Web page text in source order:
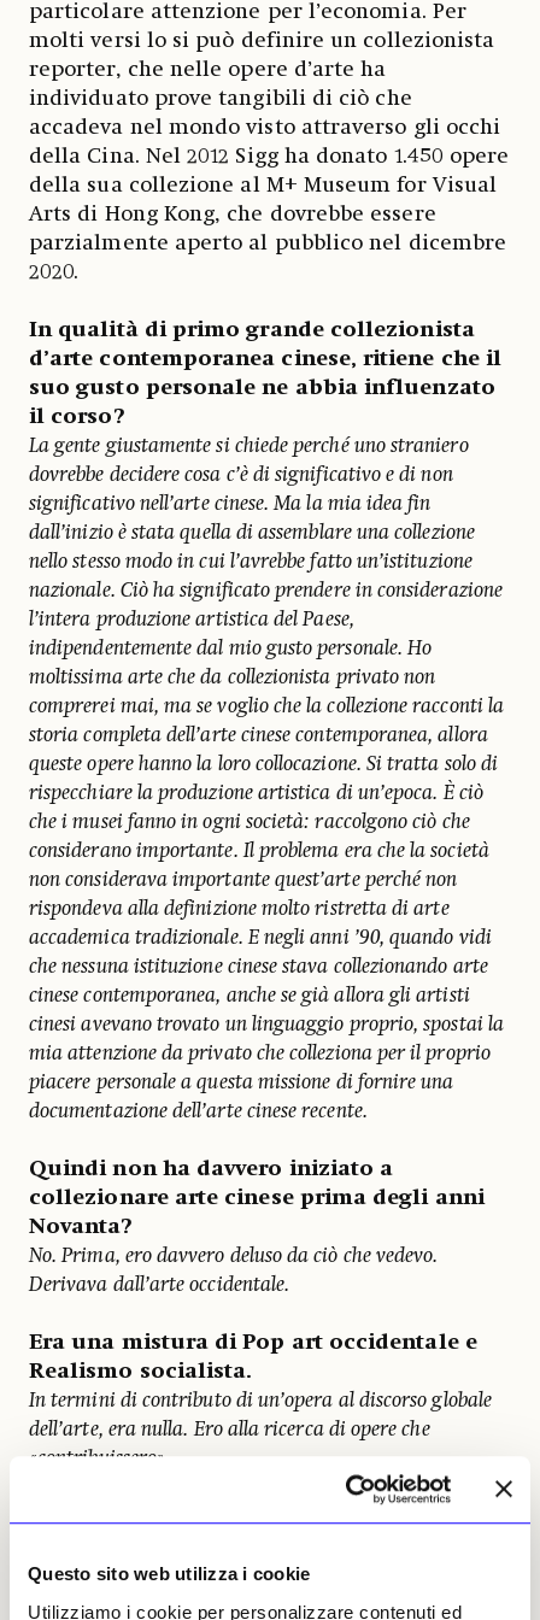
Questo sito web utilizza i cookie
Utilizziamo i cookie per personalizzare contenuti ed
particolare attenzione per l’economia. Per
molti versi lo si può definire un collezionista
reporter, che nelle opere d’arte ha
individuato prove tangibili di ciò che
accadeva nel mondo visto attraverso gli occhi
della Cina. Nel 2012 Sigg ha donato 1.450 opere
della sua collezione al M+ Museum for Visual
Arts di Hong Kong, che dovrebbe essere
parzialmente aperto al pubblico nel dicembre
2020.
In qualità di primo grande collezionista
d’arte contemporanea cinese, ritiene che il
suo gusto personale ne abbia influenzato
il corso?
La gente giustamente si chiede perché uno straniero
dovrebbe decidere cosa c’è di significativo e di non
significativo nell’arte cinese. Ma la mia idea fin
dall’inizio è stata quella di assemblare una collezione
nello stesso modo in cui l’avrebbe fatto un’istituzione
nazionale. Ciò ha significato prendere in considerazione
l’intera produzione artistica del Paese,
indipendentemente dal mio gusto personale. Ho
moltissima arte che da collezionista privato non
comprerei mai, ma se voglio che la collezione racconti la
storia completa dell’arte cinese contemporanea, allora
queste opere hanno la loro collocazione. Si tratta solo di
rispecchiare la produzione artistica di un’epoca. È ciò
che i musei fanno in ogni società: raccolgono ciò che
considerano importante. Il problema era che la società
non considerava importante quest’arte perché non
rispondeva alla definizione molto ristretta di arte
accademica tradizionale. E negli anni ’90, quando vidi
che nessuna istituzione cinese stava collezionando arte
cinese contemporanea, anche se già allora gli artisti
cinesi avevano trovato un linguaggio proprio, spostai la
mia attenzione da privato che colleziona per il proprio
piacere personale a questa missione di fornire una
documentazione dell’arte cinese recente.
Quindi non ha davvero iniziato a
collezionare arte cinese prima degli anni
Novanta?
No. Prima, ero davvero deluso da ciò che vedevo.
Derivava dall’arte occidentale.
Era una mistura di Pop art occidentale e
Realismo socialista.
In termini di contributo di un’opera al discorso globale
dell’arte, era nulla. Ero alla ricerca di opere che
«contribuissero».
L’inizio è stato nel 1979. C’erano dei precursori negli
anni Settanta: gli intellettuali del No-Name Group, che